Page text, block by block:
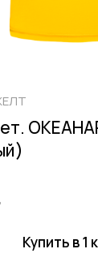
Купить в 1